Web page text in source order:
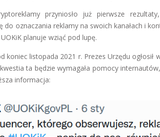
przyniosło już pierwsze
do oznaczania reklamy na swoich kanałach i
planuje wziąć pod lupę.
koniec listopada 2021 r. Prezes Urzędu
ta będzie wymagała pomocy
informacja: